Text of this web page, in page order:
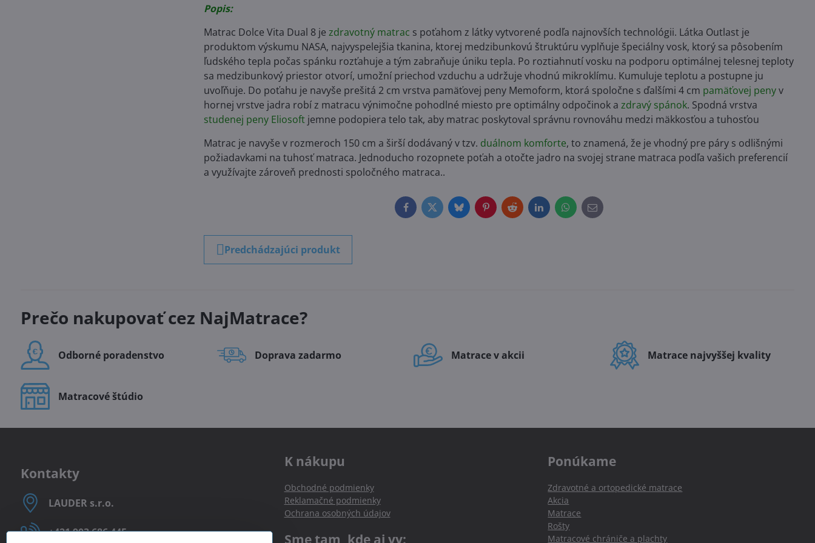
Popis:
Matrac Dolce Vita Dual 8 jezdravotný matrac s poťahom z látky vytvorené podľa najnovších technológii. Látka Outlast je
produktom výskumu NASA, najvyspelejšia tkanina, ktorej medzibunkovú štruktúru vyplňuje špeciálny vosk, ktorý sa pôsobením
ľudského tepla počas spánku rozťahuje a tým zabraňuje úniku tepla. Po roztiahnutí vosku na podporu optimálnej telesnej teploty
sa medzibunkový priestor otvorí, umožní priechod vzduchu a udržuje vhodnú mikroklímu. Kumuluje teplotu a postupne ju
uvoľňuje. Do poťahu je navyše prešitá 2 cm vrstva pamäťovej peny Memoform, ktorá spoločne s ďalšími 4 cm pamäťovej penyv
hornej vrstve jadra robí z matracu výnimočne pohodlné miesto pre optimálny odpočinok azdravý spánok. Spodná vrstva
studenej peny Eliosoft jemne podopiera telo tak, aby matrac poskytoval správnu rovnováhu medzi mäkkosťou a tuhosťou
Matrac je navyše v rozmeroch 150 cm a širší dodávaný v tzv. duálnom komforte, to znamená, že je vhodný pre páry s odlišnými
požiadavkami na tuhosť matraca. Jednoducho rozopnete poťah a otočte jadro na svojej strane matraca podľa vašich preferencií
a využívajte zároveň prednosti spoločného matraca..
FacebookTwitterBlueskyPinterestRedditLinkedInWhatsApp
E-
mail
Predchádzajúci produkt
Prečo nakupovať cez NajMatrace?
Odborné poradenstvo Doprava zadarmo Matrace v akcii Matrace najvyššej kvality
Matracové štúdio
Kontakty
LAUDER s​.r​.o​.
+421 903 686 445
K nákupu
Obchodné podmienky
Reklamačné podmienky
Ochrana osobných údajov
Sme tam, kde aj vy:
Ponúkame
Zdravotné a ortopedické matrace
Akcia
Matrace
Rošty
Matracové chrániče a plachty